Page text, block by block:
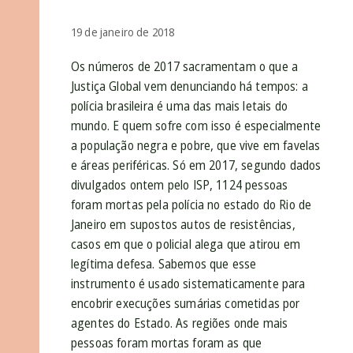
19 de janeiro de 2018
Os números de 2017 sacramentam o que a
Justiça Global vem denunciando há tempos: a
polícia brasileira é uma das mais letais do
mundo. E quem sofre com isso é especialmente
a população negra e pobre, que vive em favelas
e áreas periféricas. Só em 2017, segundo dados
divulgados ontem pelo ISP, 1124 pessoas
foram mortas pela polícia no estado do Rio de
Janeiro em supostos autos de resistências,
casos em que o policial alega que atirou em
legítima defesa. Sabemos que esse
instrumento é usado sistematicamente para
encobrir execuções sumárias cometidas por
agentes do Estado. As regiões onde mais
pessoas foram mortas foram as que